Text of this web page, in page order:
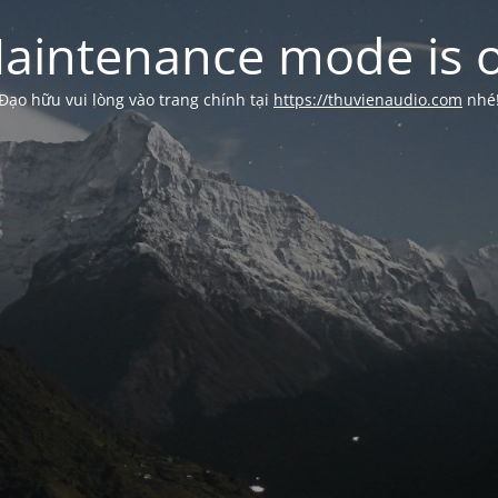
mode is
hữu vui lòng vào trang chính tại https://thuvienaudio.com